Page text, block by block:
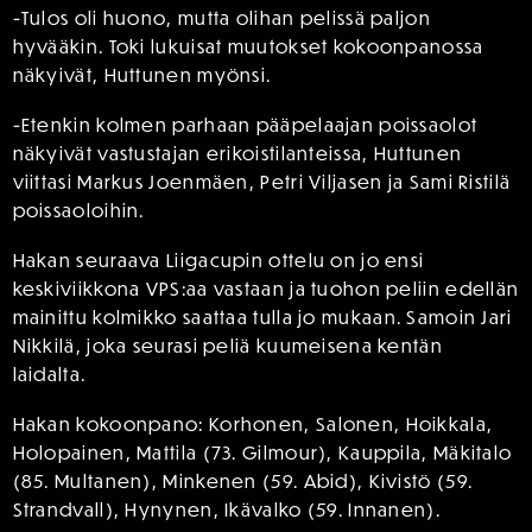
-Tulos oli huono, mutta olihan pelissä paljon
hyvääkin. Toki lukuisat muutokset kokoonpanossa
näkyivät, Huttunen myönsi.
-Etenkin kolmen parhaan pääpelaajan poissaolot
näkyivät vastustajan erikoistilanteissa, Huttunen
viittasi Markus Joenmäen, Petri Viljasen ja Sami Ristilä
poissaoloihin.
Hakan seuraava Liigacupin ottelu on jo ensi
keskiviikkona VPS:aa vastaan ja tuohon peliin edellän
mainittu kolmikko saattaa tulla jo mukaan. Samoin Jari
Nikkilä, joka seurasi peliä kuumeisena kentän
laidalta.
Hakan kokoonpano: Korhonen, Salonen, Hoikkala,
Holopainen, Mattila (73. Gilmour), Kauppila, Mäkitalo
(85. Multanen), Minkenen (59. Abid), Kivistö (59.
Strandvall), Hynynen, Ikävalko (59. Innanen).